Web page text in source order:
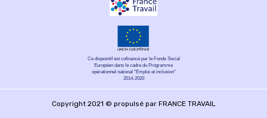
Ce dispositif est cofinancé par le Fonds Social
Européen dans le cadre du Programme
opérationnel national "Emploi et inclusion"
2014-2020
Copyright 2021 © propulsé par FRANCE TRAVAIL